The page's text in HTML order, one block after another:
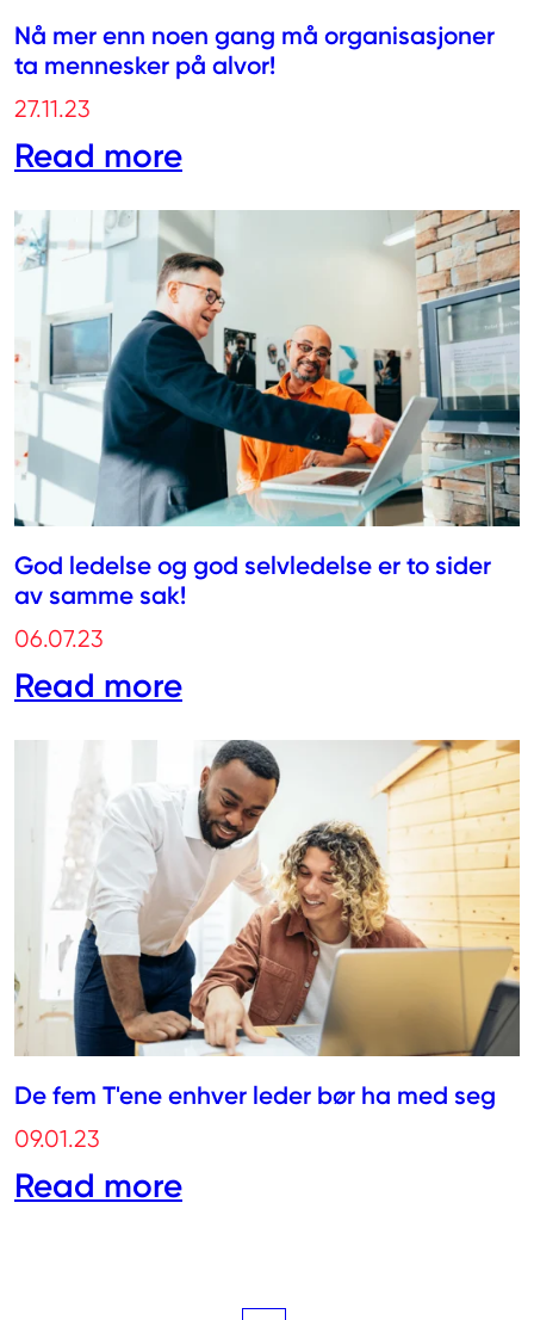
Nå mer enn noen gang må organisasjoner
ta mennesker på alvor!
27.11.23
Read more
God ledelse og god selvledelse er to sider
av samme sak!
06.07.23
Read more
De fem T'ene enhver leder bør ha med seg
09.01.23
Read more